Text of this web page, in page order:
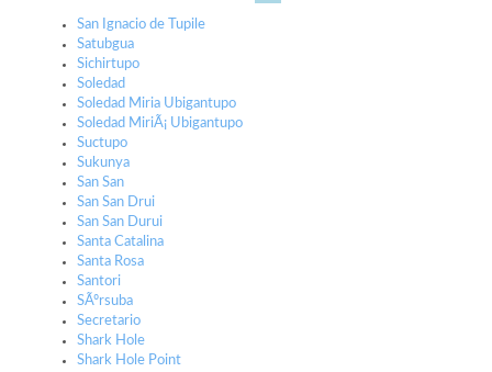
San Ignacio de Tupile
Satubgua
Sichirtupo
Soledad
Soledad Miria Ubigantupo
Soledad MiriÃ¡ Ubigantupo
Suctupo
Sukunya
San San
San San Drui
San San Durui
Santa Catalina
Santa Rosa
Santori
SÃºrsuba
Secretario
Shark Hole
Shark Hole Point